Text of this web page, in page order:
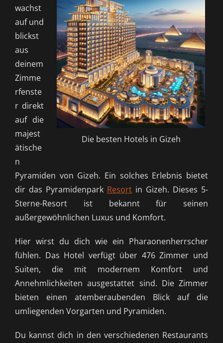
Die besten Hotels in Gizeh
wachst
auf und
blickst
aus
deinem
Zimme
rfenste
r direkt
auf die
majest
ätische
n
Pyramiden von Gizeh. Ein solches Erlebnis bietet
dir das Pyramidenpark Resort in Gizeh. Dieses 5-
Sterne-Resort ist bekannt für seinen
außergewöhnlichen Luxus und Komfort.
Hier wirst du dich wie ein Pharaonenherrscher
fühlen. Das Hotel verfügt über 476 Zimmer und
Suiten, die mit modernem Komfort und
Annehmlichkeiten ausgestattet sind. Die Zimmer
bieten einen atemberaubenden Blick auf die
umliegenden Vorgarten und Pyramiden.
Du kannst dich in den verschiedenen Restaurants